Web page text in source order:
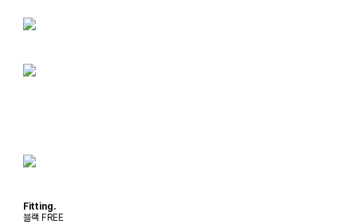
Fitting.
블랙 FREE